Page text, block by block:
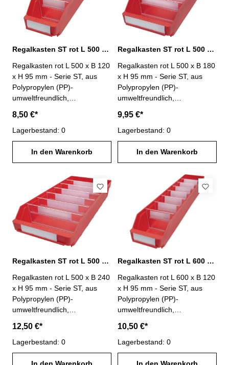
Regalkasten ST rot L 500 x B 120 x H 95 mm PP
Regalkasten rot L 500 x B 120
x H 95 mm - Serie ST, aus
Polypropylen (PP)-
umweltfreundlich,
temperaturbeständig von -20°
C bis +80° C- Anzahl
möglicher Trennwände : 6-
Lieferung ohne Trennwände
und Etiketten
8,50 €*
Lagerbestand: 0
In den Warenkorb
Regalkasten ST rot L 500 x B 180 x H 95 mm PP
Regalkasten rot L 500 x B 180
x H 95 mm - Serie ST, aus
Polypropylen (PP)-
umweltfreundlich,
temperaturbeständig von -20°
C bis +80° C- Anzahl
möglicher Trennwände : 6-
Lieferung ohne Trennwände
und Etiketten
9,95 €*
Lagerbestand: 0
In den Warenkorb
Regalkasten ST rot L 500 x B 240 x H 95 mm PP
Regalkasten rot L 500 x B 240
x H 95 mm - Serie ST, aus
Polypropylen (PP)-
umweltfreundlich,
temperaturbeständig von -20°
C bis +80° C- Anzahl
möglicher Trennwände : 6-
12,50 €*
Lagerbestand: 0
Regalkasten ST rot L 600 x B 120 x H 95 mm PP
Regalkasten rot L 600 x B 120
x H 95 mm - Serie ST, aus
Polypropylen (PP)-
umweltfreundlich,
temperaturbeständig von -20°
C bis +80° C- Anzahl
möglicher Trennwände : 7-
10,50 €*
Lagerbestand: 0